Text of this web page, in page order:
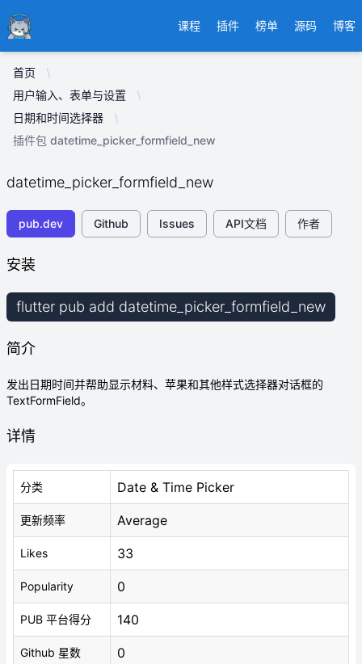
Ducafecat 课程 插件 榜单 源码 博客
首页
用户输入、表单与设置
日期和时间选择器
插件包 datetime_picker_formfield_new
datetime_picker_formfield_new
pub.dev Github Issues API文档 作者
安装
flutter pub add datetime_picker_formfield_new
简介
发出日期时间并帮助显示材料、苹果和其他样式选择器对话框的
TextFormField。
详情
分类 Date & Time Picker
更新频率 Average
Likes 33
Popularity 0
PUB 平台得分 140
Github 星数 0